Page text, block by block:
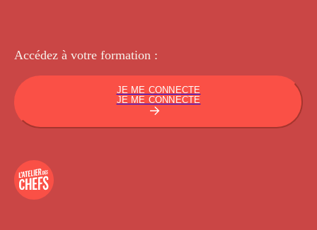
Accédez à votre formation :
JE ME CONNECTE
JE ME CONNECTE